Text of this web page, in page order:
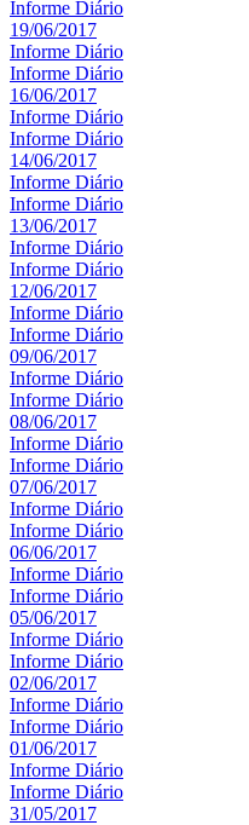
Informe Diário
19/06/2017
Informe Diário
Informe Diário
16/06/2017
Informe Diário
Informe Diário
14/06/2017
Informe Diário
Informe Diário
13/06/2017
Informe Diário
Informe Diário
12/06/2017
Informe Diário
Informe Diário
09/06/2017
Informe Diário
Informe Diário
08/06/2017
Informe Diário
Informe Diário
07/06/2017
Informe Diário
Informe Diário
06/06/2017
Informe Diário
Informe Diário
05/06/2017
Informe Diário
Informe Diário
02/06/2017
Informe Diário
Informe Diário
01/06/2017
Informe Diário
Informe Diário
31/05/2017